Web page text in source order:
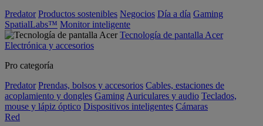
Predator Productos sostenibles Negocios Día a día Gaming
SpatialLabs™ Monitor inteligente
Tecnología de pantalla Acer
Electrónica y accesorios
Pro categoría
Predator Prendas, bolsos y accesorios Cables, estaciones de
acoplamiento y dongles Gaming Auriculares y audio Teclados,
mouse y lápiz óptico Dispositivos inteligentes Cámaras
Red